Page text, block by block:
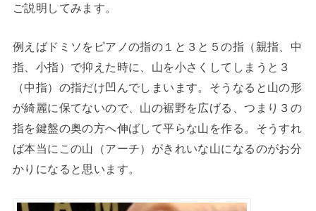
ご説明してみます。
例えばドミソをピアノの指の１と３と５の指（親指、中
指、小指）で抑えた時に、山を小さくしてしまうと３
（中指）の指だけ凹んでしまいます。そうなると山の形
が綺麗に保てないので、山の裾野を広げる、つまり３の
指を鍵盤の奥の方へ伸ばして平らな山を作る。そうすれ
ば本当にこの山（アーチ）がきれいな山になるのがお分
かりになると思います。